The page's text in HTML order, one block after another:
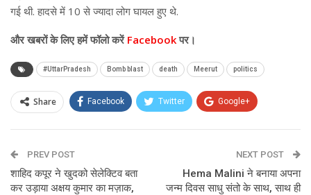
गई थी. हादसे में 10 से ज्यादा लोग घायल हुए थे.
और खबरों के लिए हमें फॉलो करेंFacebookपर।
#UttarPradesh Bomb blast death Meerut politics
Share Facebook Twitter Google+
Email
PREV POST
शाहिद कपूर ने खुदको सेलेक्टिव बता
कर उड़ाया अक्षय कुमार का मज़ाक,
NEXT POST
Hema Malini ने बनाया अपना
जन्म दिवस साधु संतो के साथ, साथ ही